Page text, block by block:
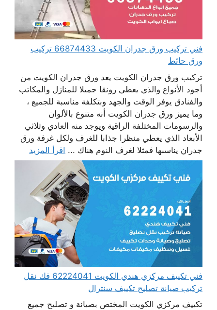
فني تركيب ورق جدران الكويت 66874433 تركيب
ورق حائط
تركيب ورق جدران الكويت يعد ورق جدران الكويت من
أجود الأنواع والذي يعطي رونقا جميلا للمنازل والمكاتب
والفنادق يوفر الوقت والجهد وبتكلفة مناسبة للجميع ،
وما يميز ورق جدران الكويت أنه متنوع بالألوان
والرسومات المختلفة الراقية ويوجد منه العادي وثلاثي
الأبعاد الذي يعطي منظرا جذابا للغرف ولكل غرفة ورق
جدران يناسبها فمثلا لغرف النوم هناك ... اقرأ المزيد
فني تكييف مركزي هندي الكويت 62224041 فك نقل
تركيب صيانة تصليح تكييف سنترال
تكييف مركزي الكويت المختص بصيانة و تصليح جميع